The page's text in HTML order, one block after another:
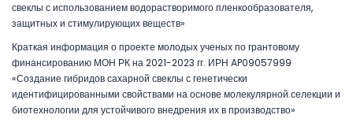
свеклы с использованием водорастворимого пленкообразователя,
защитных и стимулирующих веществ»
Краткая информация о проекте молодых ученых по грантовому
финансированию МОН РК на 2021-2023 гг. ИРН AP09057999
«Создание гибридов сахарной свеклы с генетически
идентифицированными свойствами на основе молекулярной селекции и
биотехнологии для устойчивого внедрения их в производство»